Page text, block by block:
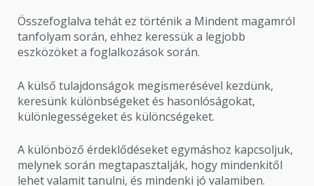
Összefoglalva tehát ez történik a Mindent magamról
tanfolyam során, ehhez keressük a legjobb
eszközöket a foglalkozások során.
A külső tulajdonságok megismerésével kezdünk,
keresünk különbségeket és hasonlóságokat,
különlegességeket és különcségeket.
A különböző érdeklődéseket egymáshoz kapcsoljuk,
melynek során megtapasztalják, hogy mindenkitől
lehet valamit tanulni, és mindenki jó valamiben.